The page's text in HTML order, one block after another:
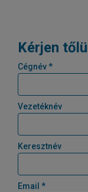
Kérjen
Cégnév *
Vezetéknév
Keresztnév
Email *